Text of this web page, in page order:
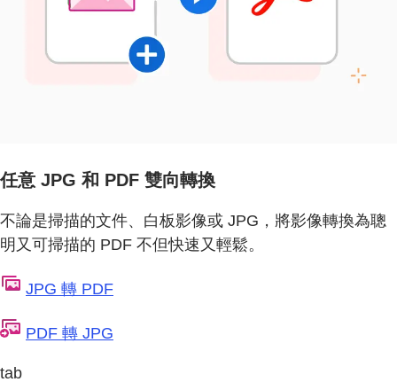
任意 JPG 和 PDF 雙向轉換
不論是掃描的文件、白板影像或 JPG，將影像轉換為聰
明又可掃描的 PDF 不但快速又輕鬆。
JPG 轉 PDF
PDF 轉 JPG
tab